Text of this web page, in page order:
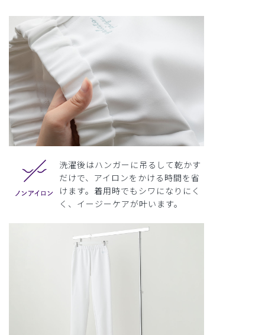
洗濯後はハンガーに吊るして乾かす
だけで、アイロンをかける時間を省
けます。着用時でもシワになりにく
く、イージーケアが叶います。